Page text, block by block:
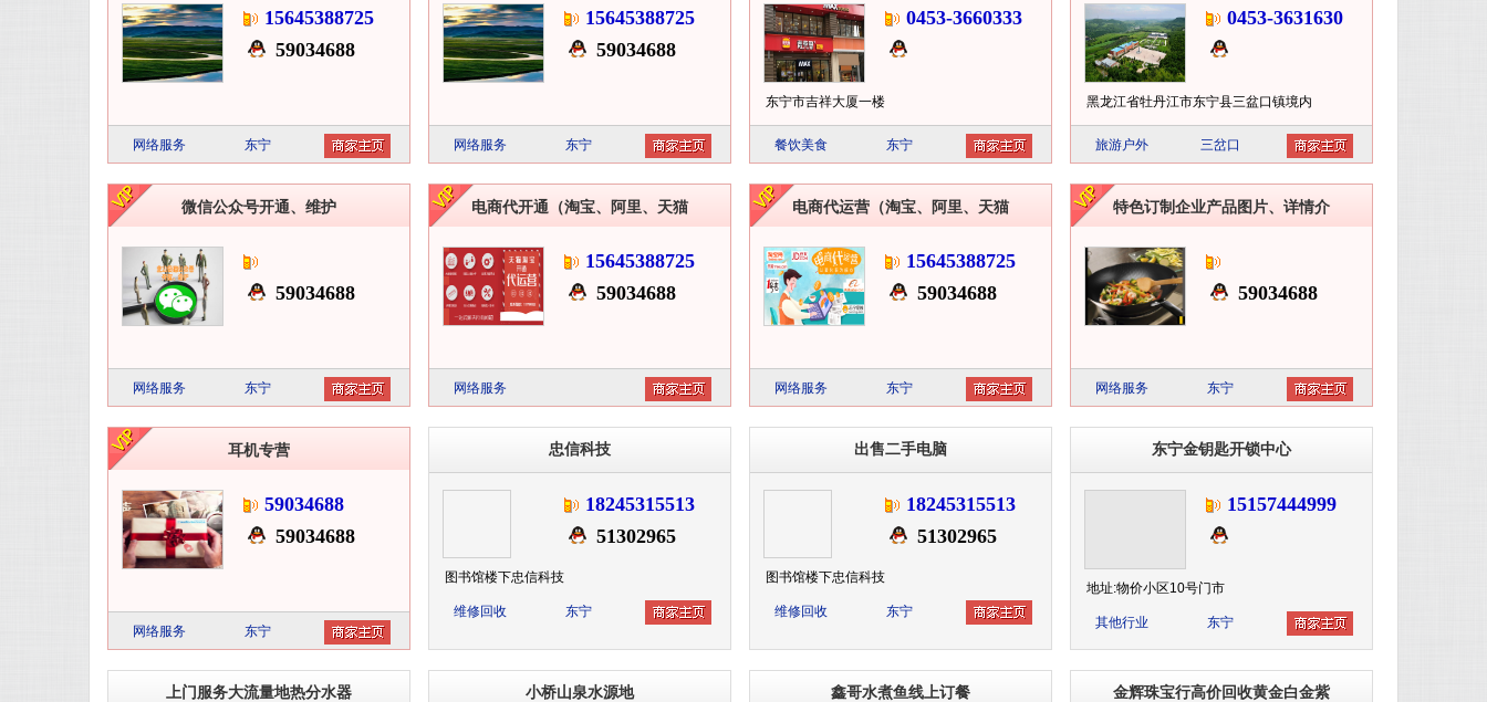
15645388725
59034688
网络服务 东宁
15645388725
59034688
网络服务 东宁
0453-3660333
东宁市吉祥大厦一楼
餐饮美食 东宁
0453-3631630
黑龙江省牡丹江市东宁县三盆口镇境内
旅游户外 三岔口
微信公众号开通、维护
59034688
网络服务 东宁
电商代开通（淘宝、阿里、天猫
15645388725
59034688
网络服务
电商代运营（淘宝、阿里、天猫
15645388725
59034688
网络服务 东宁
特色订制企业产品图片、详情介
59034688
网络服务 东宁
耳机专营
59034688
59034688
网络服务 东宁
忠信科技
18245315513
51302965
图书馆楼下忠信科技
维修回收 东宁
出售二手电脑
18245315513
51302965
图书馆楼下忠信科技
维修回收 东宁
东宁金钥匙开锁中心
15157444999
地址:物价小区10号门市
其他行业 东宁
上门服务大流量地热分水器 小桥山泉水源地 鑫哥水煮鱼线上订餐 金辉珠宝行高价回收黄金白金紫